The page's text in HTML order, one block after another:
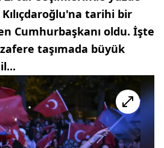
tarihi bir
Cumhurbaşkanı oldu. İşte
taşımada büyük